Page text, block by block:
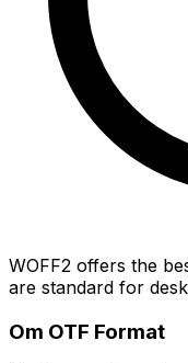
WOFF2 offers the
are standard for
Om OTF Format